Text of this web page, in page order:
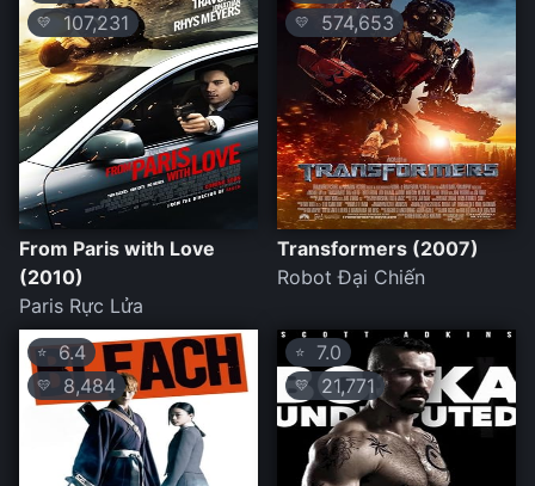
💛 107,231
From Paris with Love
(2010)
Paris Rực Lửa
💛 574,653
Transformers (2007)
Robot Đại Chiến
⭐6.4
💛 8,484
⭐ 7.0
💛21,771